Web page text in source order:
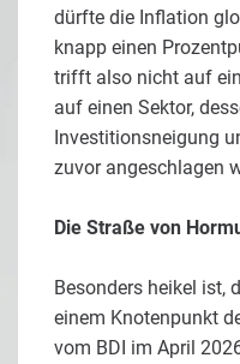
dürfte die Inflation
knapp einen
trifft also nicht auf
auf einen Sektor,
Investitionsneigung
zuvor angeschlagen
Die Straße von
Besonders heikel ist,
einem Knotenpunkt
vom BDI im April